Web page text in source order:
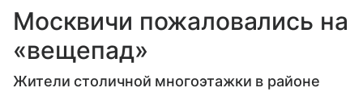
Москвичи пожаловались на
«вещепад»
Жители столичной многоэтажки в районе